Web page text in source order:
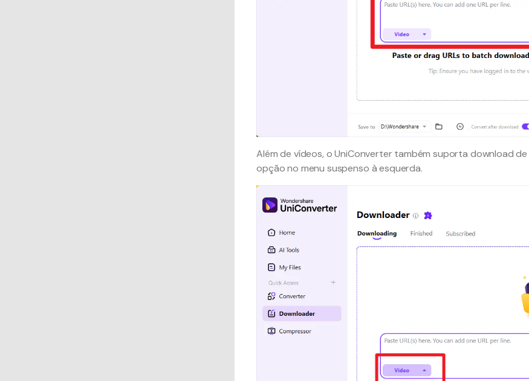
Além de vídeos, o UniConverter também suporta download de
opção no menu suspenso à esquerda.